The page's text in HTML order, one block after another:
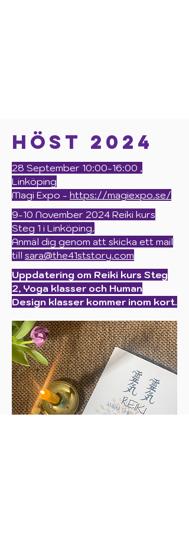
Höst 2024
28 September 10:00-16:00 ,
Linköping
Magi Expo - https://magiexpo.se/
9-10 November 2024 Reiki kurs
Steg 1 i Linköping.
Anmäl dig genom att skicka ett mail
till sara@the41ststory.com
Uppdatering om Reiki kurs Steg
2, Yoga klasser och Human
Design klasser kommer inom kort.